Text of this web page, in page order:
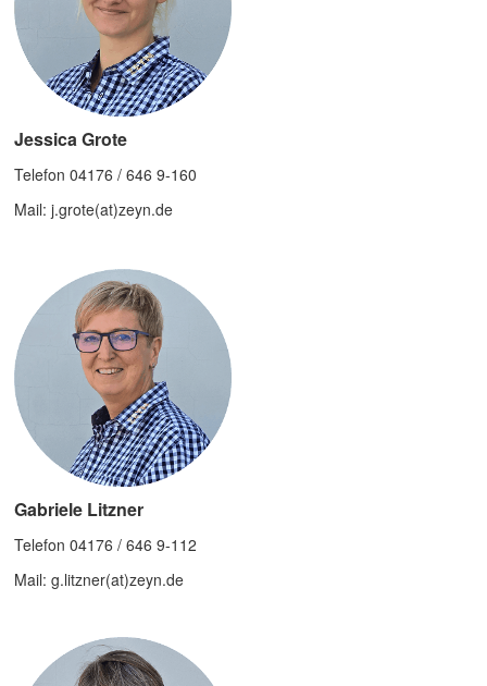
Jessica Grote
Telefon 04176 / 646 9-160
Mail: j.grote(at)zeyn.de
Gabriele Litzner
Telefon 04176 / 646 9-112
Mail: g.litzner(at)zeyn.de